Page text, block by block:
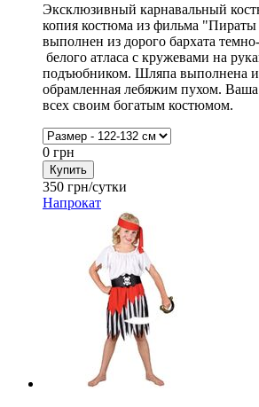
Эксклюзивный карнавальный
копия костюма из фильма "Пираты
выполнен из дорого бархата
белого атласа с кружевами на
подъюбником. Шляпа выполнена
обрамленная лебяжим пухом.
всех своим богатым костюмом.
0 грн
350 грн/сутки
Напрокат